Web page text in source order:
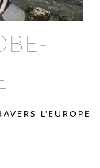
L'EUROPE